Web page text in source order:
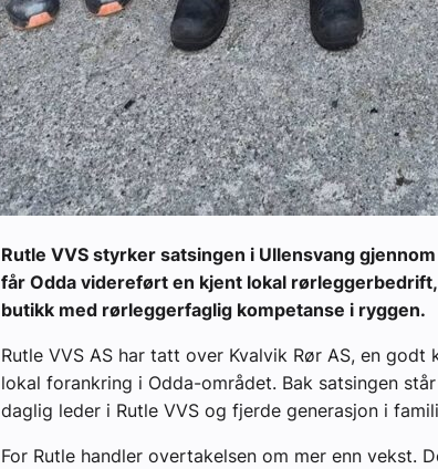
Rutle VVS styrker satsingen i Ullensvang
får Odda videreført en kjent lokal
butikk med rørleggerfaglig kompetanse i ryggen.
Rutle VVS AS har tatt over Kvalvik Rør AS, en
lokal forankring i Odda-området. Bak satsingen
daglig leder i Rutle VVS og fjerde generasjon i
For Rutle handler overtakelsen om mer enn vekst.